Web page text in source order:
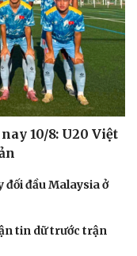
10/8: U20 Việt
đối đầu Malaysia ở
tin dữ trước trận